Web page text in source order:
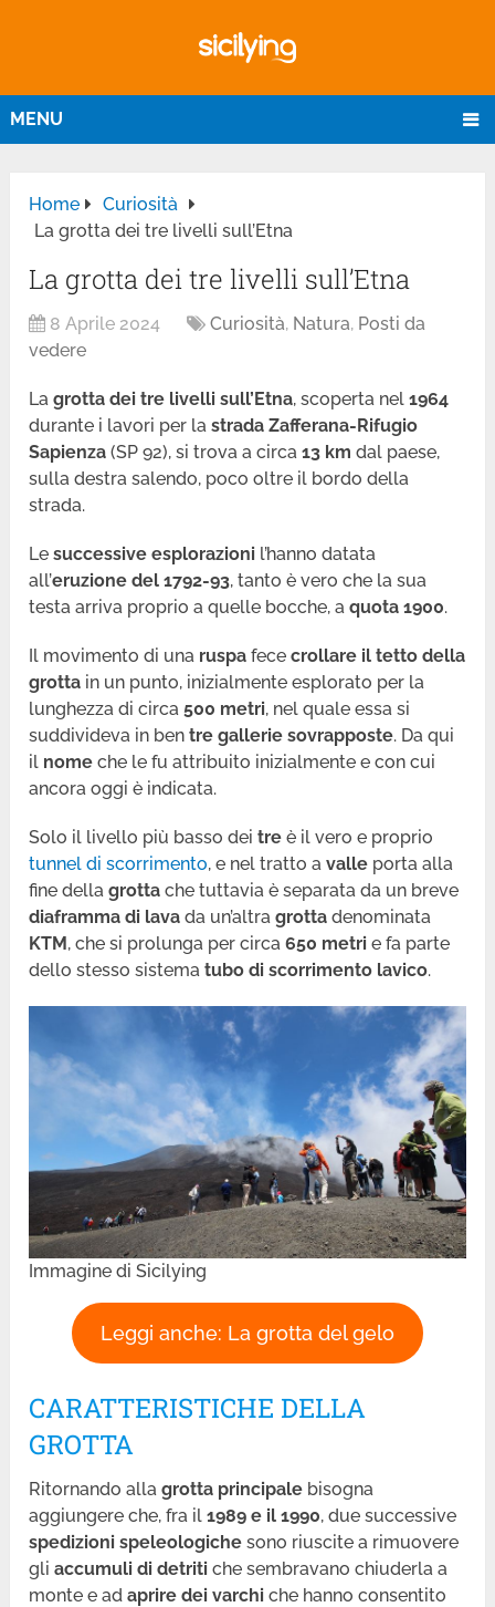
MENU
Home
Curiosità
La grotta dei tre livelli sull’Etna
La grotta dei tre livelli sull’Etna
8 Aprile 2024 Curiosità, Natura, Posti da
vedere
Lagrotta dei tre livelli sull’Etna, scoperta nel1964
durante i lavori per lastrada Zafferana-Rifugio
Sapienza(SP 92), si trova a circa13 km dal paese,
sulla destra salendo, poco oltre il bordo della
strada.
Lesuccessive esplorazioni l’hanno datata
all’eruzione del 1792-93, tanto è vero che la sua
testa arriva proprio a quelle bocche, aquota 1900.
Il movimento di una ruspa fece crollare il tetto della
grotta in un punto, inizialmente esplorato per la
lunghezza di circa500 metri, nel quale essa si
suddivideva in bentre gallerie sovrapposte. Da qui
il nome che le fu attribuito inizialmente e con cui
ancora oggi è indicata.
Solo il livello più basso deitre è il vero e proprio
tunnel di scorrimento, e nel tratto avalle porta alla
fine dellagrotta che tuttavia è separata da un breve
diaframma di lava da un’altragrotta denominata
KTM , che si prolunga per circa650 metri e fa parte
dello stesso sistema tubo di scorrimento lavico.
Immagine di Sicilying
Leggi anche: La grotta del gelo
CARATTERISTICHE DELLA
GROTTA
Ritornando allagrotta principale bisogna
aggiungere che, fra il1989 e il 1990, due successive
spedizioni speleologiche sono riuscite a rimuovere
gliaccumuli di detritiche sembravano chiuderla a
monte e adaprire dei varchiche hanno consentito